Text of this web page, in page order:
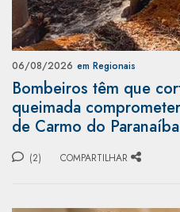
06/08/2026 em Regionais
Bombeiros têm que
queimada
de Carmo do Paranaíba
(2) COMPARTILHAR